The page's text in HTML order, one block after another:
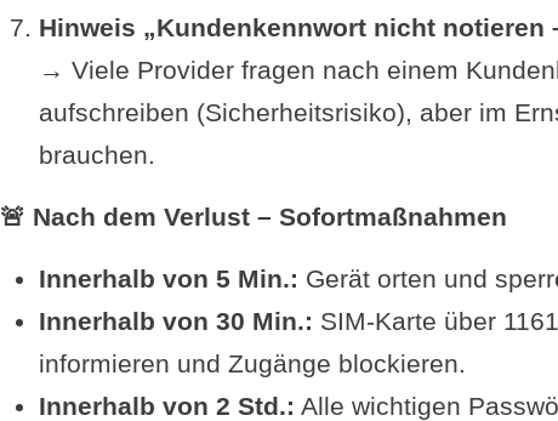
Hinweis „Kundenkennwort nicht notieren
→ Viele Provider fragen nach einem
aufschreiben (Sicherheitsrisiko), aber im
brauchen.
🚨 Nach dem Verlust – Sofortmaßnahmen
Innerhalb von 5 Min.: Gerät orten und
Innerhalb von 30 Min.: SIM-Karte über
informieren und Zugänge blockieren.
Innerhalb von 2 Std.: Alle wichtigen